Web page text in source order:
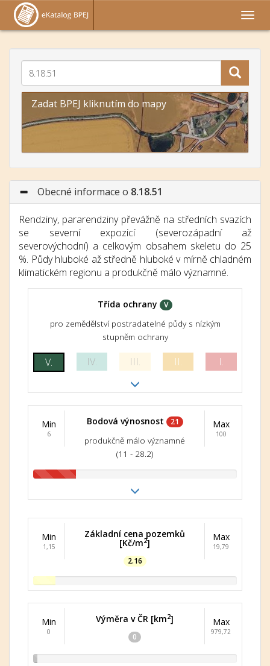
Zadat BPEJ kliknutím do mapy
Obecné informace o 8.18.51
Rendziny, pararendziny převážně na středních svazích
se severní expozicí (severozápadní až
severovýchodní) a celkovým obsahem skeletu do 25
%. Půdy hluboké až středně hluboké v mírně chladném
klimatickém regionu a produkčně málo významné.
Třída ochrany V
pro zemědělství postradatelné půdy s nízkým
stupněm ochrany
V. IV. III. II. I.
Min
6
Bodová výnosnost 21
produkčně málo významné
(11 - 28.2)
Max
100
Min
1,15
Základní cena pozemků
[Kč/m2]
2.16
Max
19,79
Min
0
Výměra v ČR [km2]
0
Max
979,72